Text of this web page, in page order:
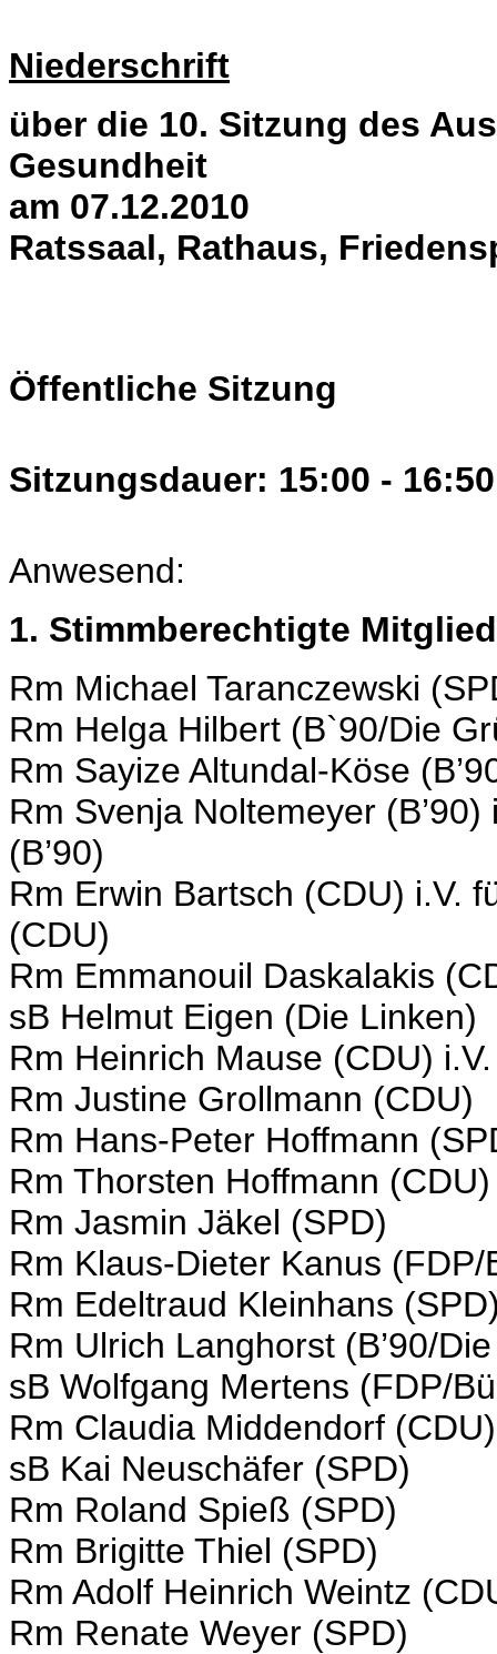
Niederschrift
über die 10. Sitzung des
Gesundheit
am 07.12.2010
Ratssaal, Rathaus,
Öffentliche Sitzung
Sitzungsdauer: 15:00 -
Anwesend:
1. Stimmberechtigte
Rm Michael Taranczewski
Rm Helga Hilbert (B`90/Die
Rm Sayize Altundal-Köse
Rm Svenja Noltemeyer
(B’90)
Rm Erwin Bartsch (CDU) i.V.
(CDU)
Rm Emmanouil Daskalakis
sB Helmut Eigen (Die Linken)
Rm Heinrich Mause (CDU)
Rm Justine Grollmann (CDU)
Rm Hans-Peter Hoffmann
Rm Thorsten Hoffmann (CDU)
Rm Jasmin Jäkel (SPD)
Rm Klaus-Dieter Kanus
Rm Edeltraud Kleinhans
Rm Ulrich Langhorst (B’90/
sB Wolfgang Mertens (FDP/
Rm Claudia Middendorf (CDU)
sB Kai Neuschäfer (SPD)
Rm Roland Spieß (SPD)
Rm Brigitte Thiel (SPD)
Rm Adolf Heinrich Weintz
Rm Renate Weyer (SPD)